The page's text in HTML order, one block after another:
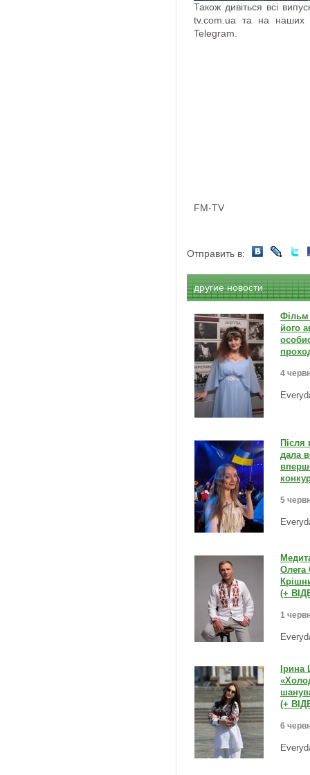
Також дивіться всі
tv.com.ua та на наших
Telegram.
FM-TV
Отправить в:
другие новости
Фільм
його
4
Після
дала
5
Олега
(+
1
Ірина
(+
6